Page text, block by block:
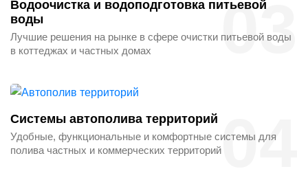
03
Водоочистка и водоподготовка питьевой
воды
Лучшие решения на рынке в сфере очистки питьевой воды
в коттеджах и частных домах
04
Системы автополива территорий
Удобные, функциональные и комфортные системы для
полива частных и коммерческих территорий